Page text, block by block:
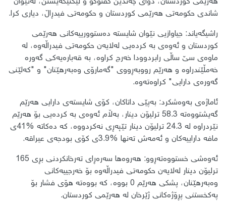
شاندی حكومەتی هەرێمی كوردستان و حكومەتی فیدڕاڵ، دیاری كرا.
راشیگەیاند: جیاوازیی نێوان شایستە دەستوورییەكانی هەرێمی
كوردستان و ئەوەی بە كردەیی لەلایەن حكومەتی فیدراڵەوە، لە
ماوەی سێ ساڵی رابردوودا خەرج كراوە، بە قەبارەیەكی گەورە
خەمڵێندراوە و هەرێم رووبەڕووی "گەمارۆی وەبەرهێنان" و "كەلێنی
گەورەی دارایی" كراوەتەوە.
ئاماژەی بەوەشكرد: بەپێی داتاكان، كۆی شایستەی دارایی هەرێم
گەیشتووەتە 58.3 ترلیۆن دینار، بەڵام ئەوەی بە كردەیی بۆ هەرێم
نێردراوە لە 24.3 ترلیۆن دینار تێپەڕی نەكردووە، كە دەكاتە %41ی
مافە داراییەكان و ئەمەش تەنها %3.9ی كۆی بودجەی عیراقە.
ئەوەشی خستووەتەڕوو: هەروەها سەرەڕای تەرخانكردنی بڕی 165
ترلیۆن دینار لەلایەن حكومەتی فیدراڵەوە بۆ خەرجییەكانی
وەبەرهێنان، پشكی هەرێم 0 بووە، كە بووەتە هۆی فشار بۆ
پەكخستنی پڕۆژەكانی ژێرخان لە هەرێمی كوردستان.